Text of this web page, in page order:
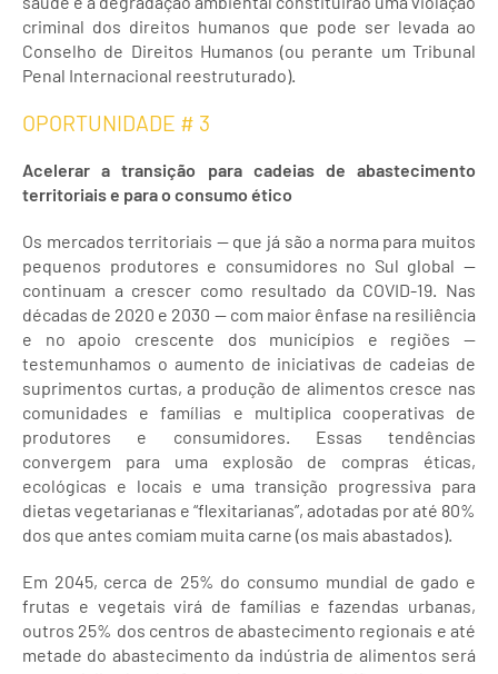
criminal dos direitos humanos que pode ser levada ao
Conselho de Direitos Humanos (ou perante um Tribunal
Penal Internacional reestruturado).
OPORTUNIDADE # 3
Acelerar a transição para cadeias de abastecimento
territoriais e para o consumo ético
Os mercados territoriais — que já são a norma para muitos
pequenos produtores e consumidores no Sul global —
continuam a crescer como resultado da COVID-19. Nas
décadas de 2020 e 2030 — com maior ênfase na resiliência
e no apoio crescente dos municípios e regiões —
testemunhamos o aumento de iniciativas de cadeias de
suprimentos curtas, a produção de alimentos cresce nas
comunidades e famílias e multiplica cooperativas de
produtores e consumidores. Essas tendências
convergem para uma explosão de compras éticas,
ecológicas e locais e uma transição progressiva para
dietas vegetarianas e “flexitarianas”, adotadas por até 80%
dos que antes comiam muita carne (os mais abastados).
Em 2045, cerca de 25% do consumo mundial de gado e
frutas e vegetais virá de famílias e fazendas urbanas,
outros 25% dos centros de abastecimento regionais e até
metade do abastecimento da indústria de alimentos será